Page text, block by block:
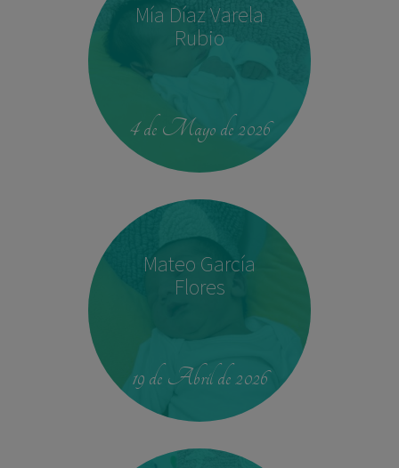
Mía Díaz Varela
Rubio
4 de Mayo de 2026
Mateo García
Flores
19 de Abril de 2026